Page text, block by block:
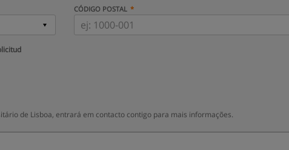
CÓDIGO POSTAL
de Lisboa, entrará em contacto contigo para mais informações.